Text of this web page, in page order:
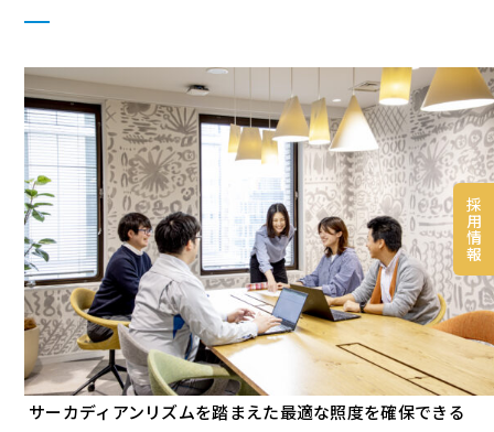
採
用
情
報
サーカディアンリズムを踏まえた最適な照度を確保できる